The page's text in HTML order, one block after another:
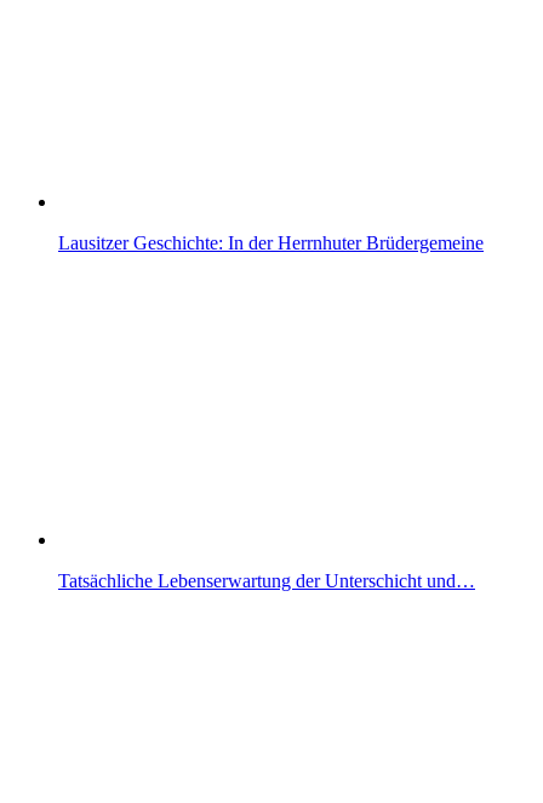
Lausitzer Geschichte: In der Herrnhuter Brüdergemeine
Tatsächliche Lebenserwartung der Unterschicht und…